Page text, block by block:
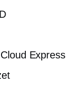
Express